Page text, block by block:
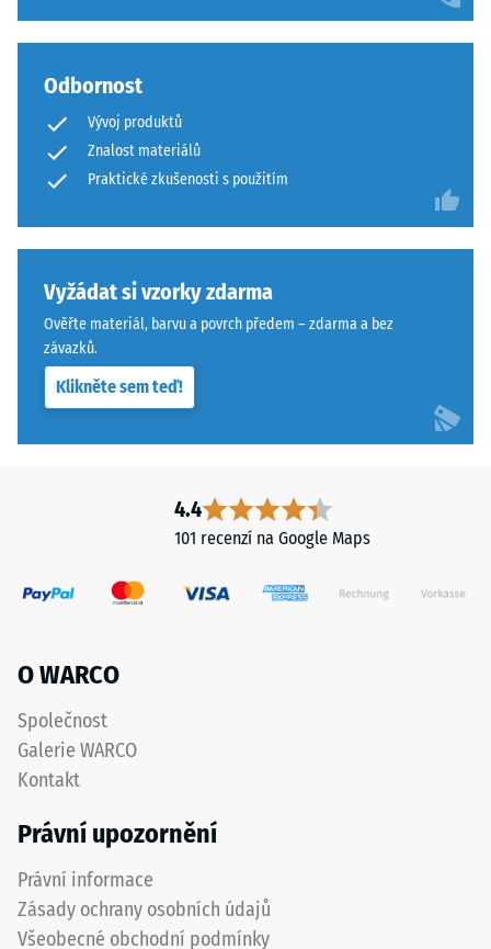
Odbornost
Vývoj produktů
Znalost materiálů
Praktické zkušenosti s použitím
Vyžádat si vzorky zdarma
Ověřte materiál, barvu a povrch předem – zdarma a bez
závazků.
Klikněte sem teď!
4.4
101 recenzí na Google Maps
O WARCO
Společnost
Galerie WARCO
Kontakt
Právní upozornění
Právní informace
Zásady ochrany osobních údajů
Všeobecné obchodní podmínky